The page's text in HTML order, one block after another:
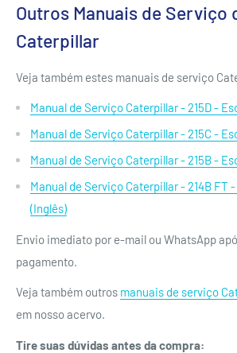
Outros Manuais de Serviço
Caterpillar
Veja também estes manuais de serviço
Manual de Serviço Caterpillar - 215D -
Manual de Serviço Caterpillar - 215C -
Manual de Serviço Caterpillar - 215B -
Manual de Serviço Caterpillar - 214B FT
(Inglês)
Envio imediato por e-mail ou WhatsApp
pagamento.
Veja também outros manuais de serviço
em nosso acervo.
Tire suas dúvidas antes da compra: